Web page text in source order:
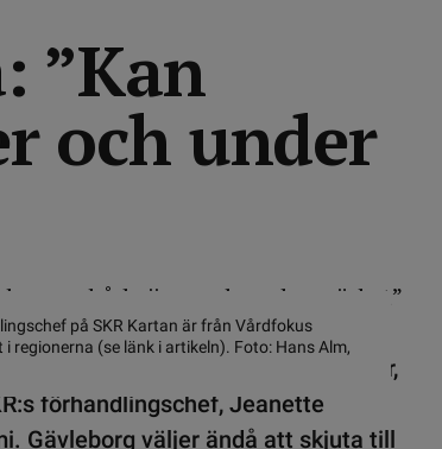
”Kan
och under
på SKR Kartan är från Vårdfokus
regionerna (se länk i artikeln). Foto: Hans Alm,
under industrimärket i nio regioner,
förhandlingschef, Jeanette
Gävleborg väljer ändå att skjuta till